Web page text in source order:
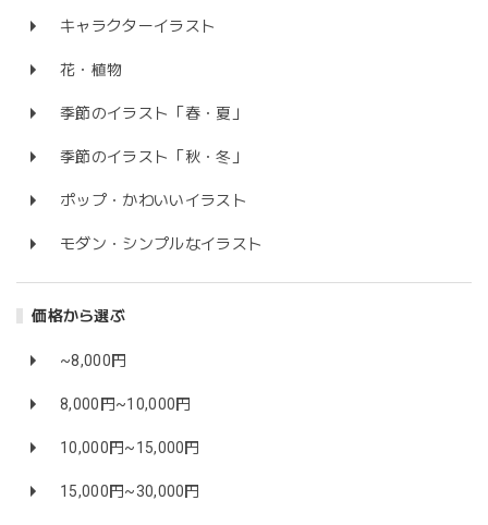
キャラクターイラスト
花・植物
季節のイラスト「春・夏」
季節のイラスト「秋・冬」
ポップ・かわいいイラスト
モダン・シンプルなイラスト
価格から選ぶ
~8,000円
8,000円~10,000円
10,000円~15,000円
15,000円~30,000円